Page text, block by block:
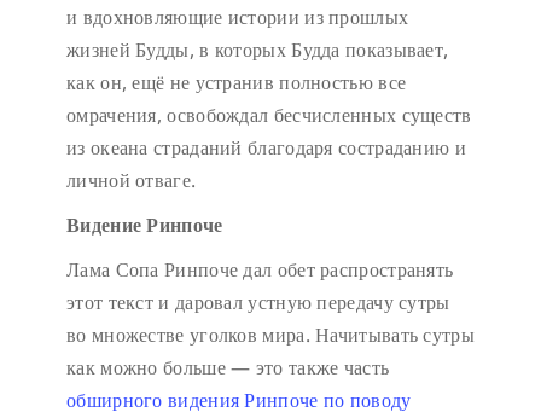
и вдохновляющие истории из прошлых
жизней Будды, в которых Будда показывает,
как он, ещё не устранив полностью все
омрачения, освобождал бесчисленных существ
из океана страданий благодаря состраданию и
личной отваге.
Видение Ринпоче
Лама Сопа Ринпоче дал обет распространять
этот текст и даровал устную передачу сутры
во множестве уголков мира. Начитывать сутры
как можно больше — это также часть
обширного видения Ринпоче по поводу